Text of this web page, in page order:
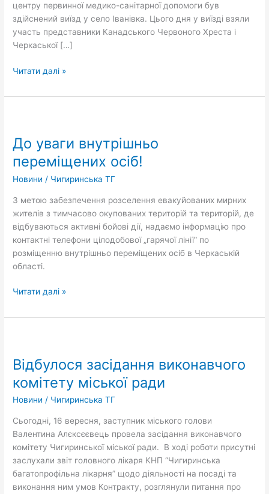
центру первинної медико-санітарної допомоги був
здійснений виїзд у село Іванівка. Цього дня у виїзді взяли
участь представники Канадського Червоного Хреста і
Черкаської […]
Читати далі »
До уваги внутрішньо
переміщених осіб!
Новини / Чигиринська ТГ
З метою забезпечення розселення евакуйованих мирних
жителів з тимчасово окупованих територій та територій, де
відбуваються активні бойові дії, надаємо інформацію про
контактні телефони цілодобової „гарячої лінії“ по
розміщенню внутрішньо переміщених осіб в Черкаській
області.
внутрішньо
переміщених
осіб!
Читати далі »
Відбулося засідання виконавчого
комітету міської ради
Новини / Чигиринська ТГ
Сьогодні, 16 вересня, заступник міського голови
Валентина Алєксєєвець провела засідання виконавчого
комітету Чигиринської міської ради. В ході роботи присутні
заслухали звіт головного лікаря КНП “Чигиринська
багатопрофільна лікарня” щодо діяльності на посаді та
виконання ним умов Контракту, розглянули питання про
виконавчого
комітету
міської
ради